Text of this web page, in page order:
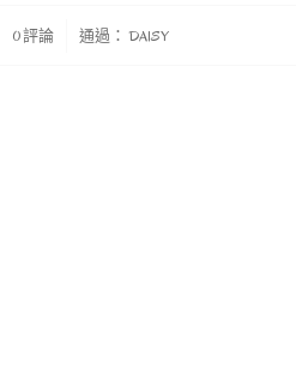
0 評論 通過：DAISY